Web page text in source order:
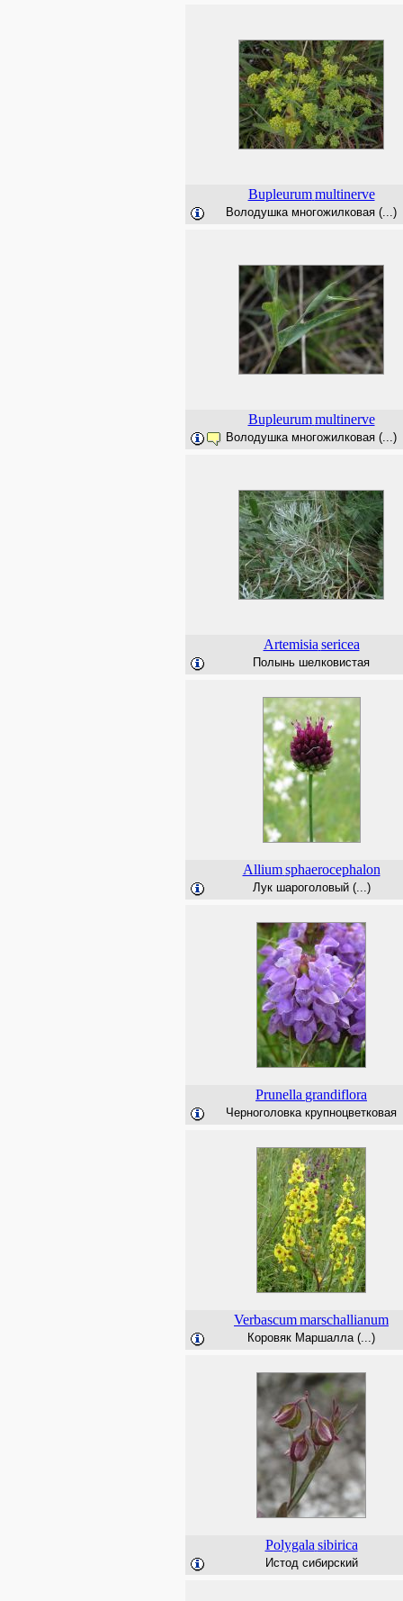
Bupleurum multinerve
Володушка многожилковая (...)
Bupleurum multinerve
Володушка многожилковая (...)
Artemisia sericea
Полынь шелковистая
Allium sphaerocephalon
Лук шароголовый (...)
Prunella grandiflora
Черноголовка крупноцветковая
Verbascummarschallianum
Коровяк Маршалла (...)
Polygala sibirica
Истод сибирский